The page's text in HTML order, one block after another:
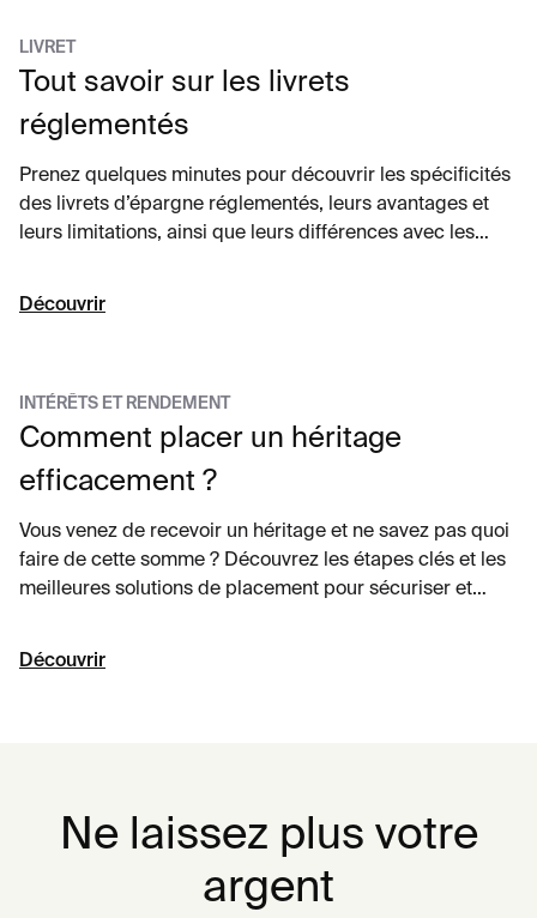
LIVRET
Tout savoir sur les livrets
réglementés
Prenez quelques minutes pour découvrir les spécificités
des livrets d’épargne réglementés, leurs avantages et
leurs limitations, ainsi que leurs différences avec les
Découvrir
INTÉRÊTS ET RENDEMENT
Comment placer un héritage
efficacement ?
Vous venez de recevoir un héritage et ne savez pas quoi
faire de cette somme ? Découvrez les étapes clés et les
meilleures solutions de placement pour sécuriser et
Découvrir
Ne laissez plus votre
argent